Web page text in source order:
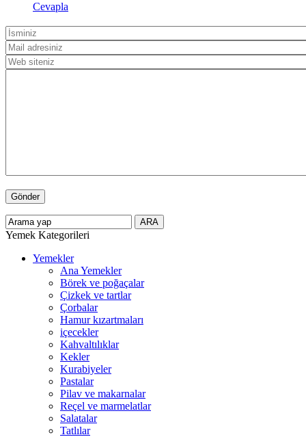
Cevapla
Yemek Kategorileri
Yemekler
Ana Yemekler
Börek ve poğaçalar
Çizkek ve tartlar
Çorbalar
Hamur kızartmaları
içecekler
Kahvaltılıklar
Kekler
Kurabiyeler
Pastalar
Pilav ve makarnalar
Reçel ve marmelatlar
Salatalar
Tatlılar